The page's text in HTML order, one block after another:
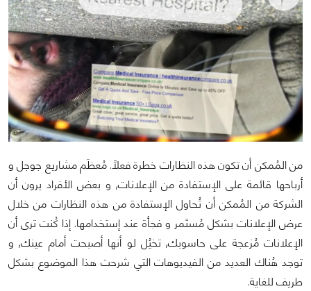
من المُمكن أن تكون هذه النظارات خطرة فعلاً. مُعظَم مشاريع جوجل و
أرباحها قائمة على الإستفادة من الإعلانات, و بعض الأفراد يرون أن
الشركة من المُمكن أن تُحاول الإستفادة من هذه النظارات من خلال
عرض الإعلانات بشكل مُستَمر و فجأة عند إستخدامها. إذا كُنت ترى أن
الإعلانات مُزعجة على حاسوبك, تخيُل لو أنها أصبحت أمام عينك, و
توجد هُناك العديد من الفيديوهات التي شرحت هذا الموضوع بشكل
طريف للغاية.